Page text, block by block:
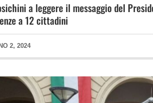
a leggere il messaggio del
a 12 cittadini
2, 2024